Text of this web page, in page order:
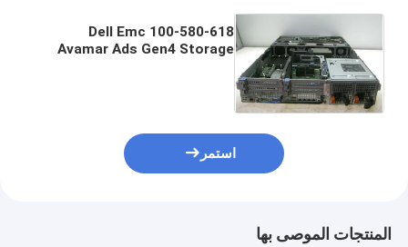
100-580-618 Dell Emc
Avamar Ads Gen4 Storage
استمر
المنتجات الموصى بها